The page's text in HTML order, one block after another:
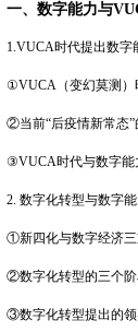
一、数字能力与
1.VUCA时代提出数字
①VUCA（变幻莫测）
②当前“后疫情新常态”
③VUCA时代与数字能
2. 数字化转型与数字
①新四化与数字经济
②数字化转型的三个
③数字化转型提出的